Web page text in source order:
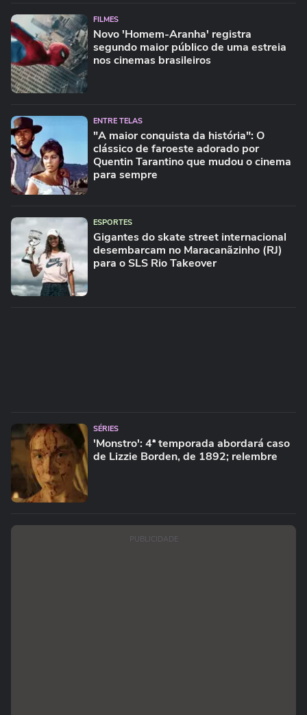
FILMES
Novo 'Homem-Aranha' registra
segundo maior público de uma estreia
nos cinemas brasileiros
ENTRE TELAS
"A maior conquista da história": O
clássico de faroeste adorado por
Quentin Tarantino que mudou o cinema
para sempre
ESPORTES
Gigantes do skate street internacional
desembarcam no Maracanãzinho (RJ)
para o SLS Rio Takeover
SÉRIES
'Monstro': 4ª temporada abordará caso
de Lizzie Borden, de 1892; relembre
PUBLICIDADE